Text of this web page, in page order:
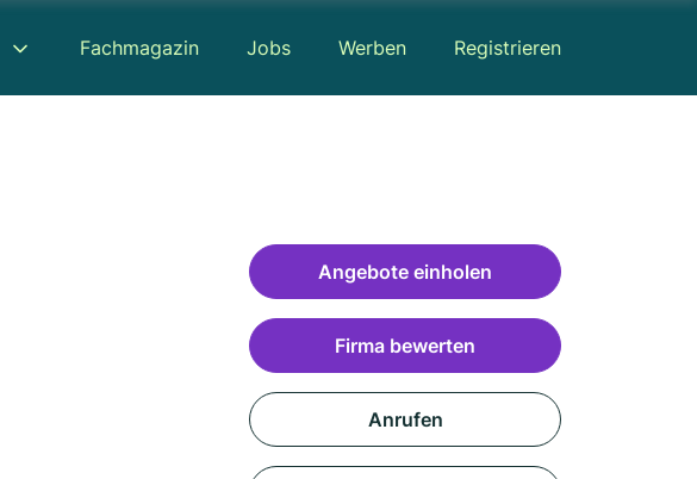
Fachmagazin Jobs Werben Registrieren
Angebote einholen
Firma bewerten
Anrufen